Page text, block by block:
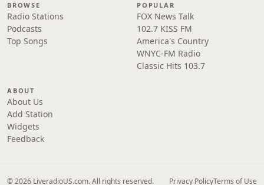
BROWSE
Radio Stations
Podcasts
Top Songs
POPULAR
FOX News Talk
102.7 KISS FM
America's Country
WNYC-FM Radio
Classic Hits 103.7
ABOUT
About Us
Add Station
Widgets
Feedback
© 2026 LiveradioUS.com. All rights reserved. Privacy PolicyTerms of Use